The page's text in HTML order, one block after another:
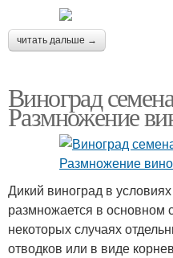
читать дальше →
Виноград
Размножение
Дикий виноград в
размножается в основном
некоторых случаях
отводков или в виде